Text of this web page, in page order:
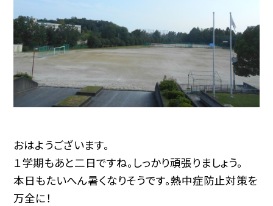
おはようございます。
１学期もあと二日ですね。しっかり頑張りましょう。
本日もたいへん暑くなりそうです。熱中症防止対策を
万全に！